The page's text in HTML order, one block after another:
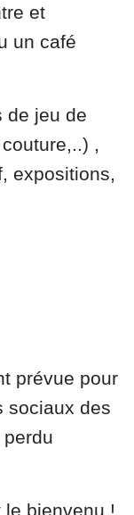
et
un café
de jeu de
,
expositions,
prévue pour
sociaux des
bienvenu !